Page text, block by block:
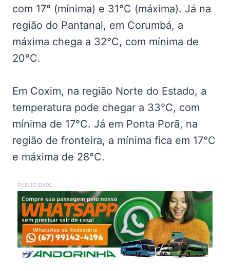
com 17° (mínima) e 31°C (máxima). Já na
região do Pantanal, em Corumbá, a
máxima chega a 32°C, com mínima de
20°C.
Em Coxim, na região Norte do Estado, a
temperatura pode chegar a 33°C, com
mínima de 17°C. Já em Ponta Porã, na
região de fronteira, a mínima fica em 17°C
e máxima de 28°C.
PUBLICIDADE